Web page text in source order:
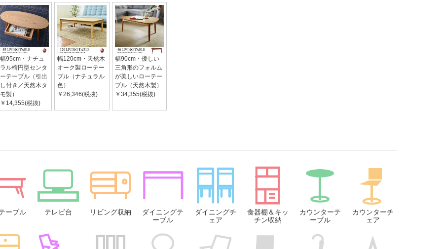
幅95cm・ナチュ
ラル楕円型センタ
ーテーブル（引出
し付き／天然木タ
モ製）
￥14,355(税抜)
幅120cm・天然木
オーク製ローテー
ブル（ナチュラル
色）
￥26,346(税抜)
幅90cm・優しい
三角形のフォルム
が美しいローテー
ブル（天然木製）
￥34,355(税抜)
ーブル テレビ台 リビング収納
ダイニングテ
ーブル
ダイニングチ
ェア
食器棚＆キッ
チン収納
カウンターテ
ーブル
カウンターチ
ェア